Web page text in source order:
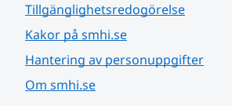
Tillgänglighetsredogörelse
Kakor på smhi.se
Hantering av personuppgifter
Om smhi.se